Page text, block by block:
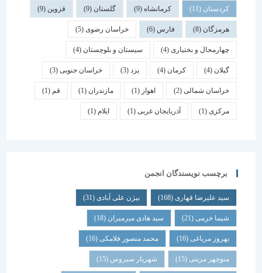
کردستان(11) کرمانشاه(9) گلستان (9) قزوین
هرمزگان(8) فارس خراسان رضوی(5)
چهارمحال و بختیاری (4) سیستان و بلوچستان(4)
کرمان یزد خراسان جنوبی(3)
خراسان شمالی(2) اهواز مازندران(1) قم
(1) آذربایجان غربی(1) ایلام
برچسب نویسندگان انجمن
سید علیرضا قهاری(168) بیژن علی آبادی(31)
شیما خرمی(21) سید هادی میرمیران(18)
بهروز مرباغی (16) محمد منصور فلامکی (16)
منوچهر مزینی(15) شهریار سیروس(15)